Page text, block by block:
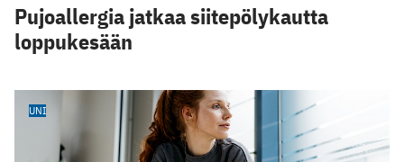
Pujoallergia jatkaa siitepölykautta
loppukesään
UNI